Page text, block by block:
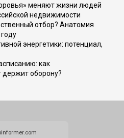
меняют жизни людей
недвижимости
отбор? Анатомия
энергетики: потенциал,
как
держит оборону?